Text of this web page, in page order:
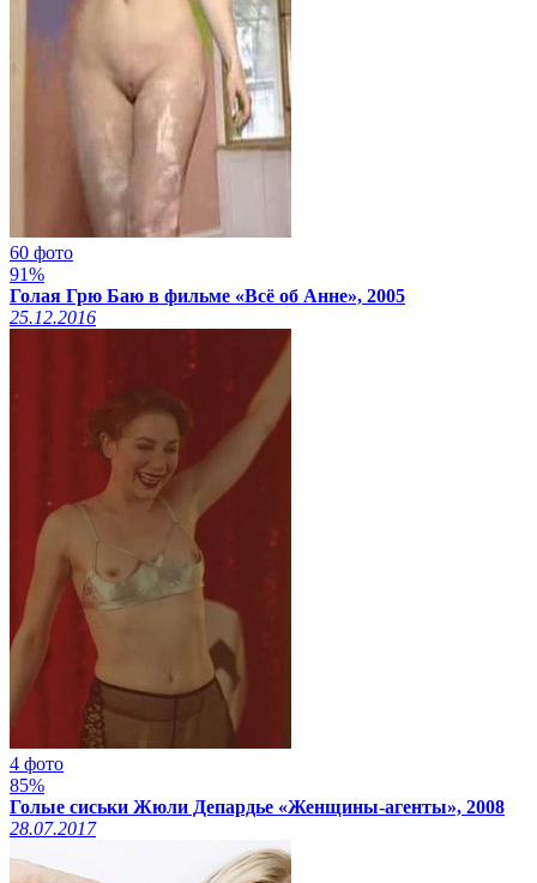
60 фото
91%
Голая Грю Баю в фильме «Всё об Анне», 2005
25.12.2016
4 фото
85%
Голые сиськи Жюли Депардье «Женщины-агенты», 2008
28.07.2017